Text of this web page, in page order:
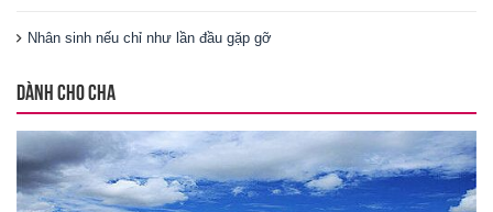
Nhân sinh nếu chỉ như lần đầu gặp gỡ
DÀNH CHO CHA